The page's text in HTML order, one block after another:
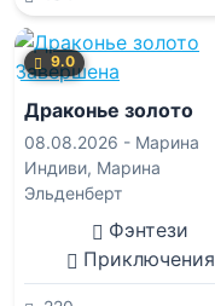
Завершена
9.0
Драконье золото
08.08.2026 - Марина
Индиви, Марина
Эльденберт
Фэнтези
Приключения